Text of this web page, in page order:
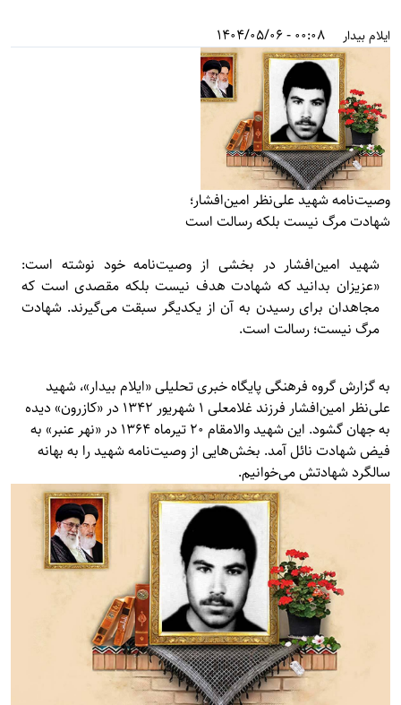
ایلام بیدار 00:08 - 1404/05/06
وصیت‌نامه شهید علی‌نظر امین‌افشار؛
شهادت مرگ نیست بلکه رسالت است
شهید امین‌افشار در بخشی از وصیت‌نامه خود نوشته است:
«عزيزان بدانيد كه شهادت هدف نيست بلكه مقصدی است كه
مجاهدان برای رسيدن به آن از يكديگر سبقت می‌گيرند. شهادت
مرگ نيست؛ رسالت است.
به گزارش گروه فرهنگی پایگاه خبری تحلیلی «ایلام بیدار»، شهید
علی‌نظر امین‌افشار فرزند غلامعلی 1 شهریور 1342 در «کازرون» دیده
به جهان گشود. این شهید والامقام 20 تیرماه 1364 در «نهر عنبر» به
فیض شهادت نائل آمد. بخش‌هایی از وصیت‌نامه شهید را به بهانه
سالگرد شهادتش می‌خوانیم.